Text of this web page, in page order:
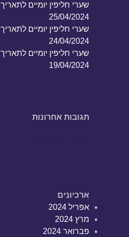
שערי חליפין יומיים לתאריך
25/04/2024
שערי חליפין יומיים לתאריך
24/04/2024
שערי חליפין יומיים לתאריך
19/04/2024
תגובות אחרונות
ארכיונים
אפריל 2024
מרץ 2024
פברואר 2024